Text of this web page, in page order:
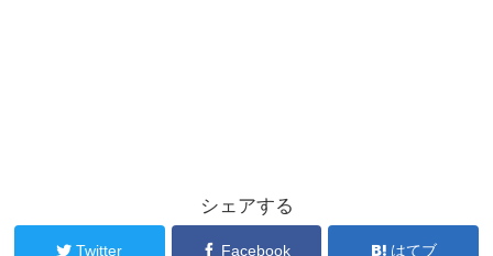
シェアする
Twitter Facebook はてブ